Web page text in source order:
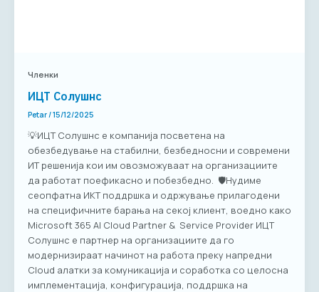
Членки
ИЦТ Солушнс
Petar/15/12/2025
💡ИЦТ Солушнс е компанија посветена на
обезбедување на стабилни, безбедносни и современи
ИТ решенија кои им овозможуваат на организациите
да работат поефикасно и побезбедно. 🛡️Нудиме
сеопфатна ИКТ поддршка и одржување прилагодени
на специфичните барања на секој клиент, воедно како
Microsoft 365 AI Cloud Partner & Service Provider ИЦТ
Солушнс е партнер на организациите да го
модернизираат начинот на работа преку напредни
Cloud алатки за комуникација и соработка со целосна
имплементација, конфигурација, поддршка на